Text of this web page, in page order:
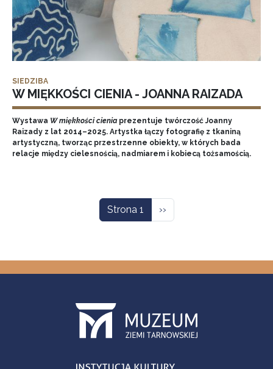
SIEDZIBA
W MIĘKKOŚCI CIENIA - JOANNA RAIZADA
Wystawa W miękkości cieniaprezentuje twórczość Joanny
Raizady z lat 2014–2025. Artystka łączy fotografię z tkaniną
artystyczną, tworząc przestrzenne obiekty, w których bada
relacje między cielesnością, nadmiarem i kobiecą tożsamością.
Strona 1 Następna strona
››